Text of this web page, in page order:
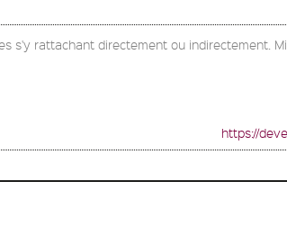
s'y rattachant directement ou indirectement.
https://